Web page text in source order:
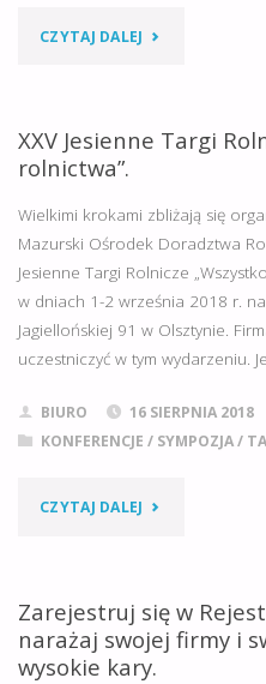
CZYTAJ DALEJ "POMIARY
ZMIANA!"
XXV Jesienne Targi
rolnictwa”.
Wielkimi krokami zbliżają się
Mazurski Ośrodek Doradztwa
Jesienne Targi Rolnicze
w dniach 1-2 września 2018 r.
Jagiellońskiej 91 w Olsztynie.
uczestniczyć w tym wydarzeniu.
BIURO
16 SIERPNIA 2018
KONFERENCJE / SYMPOZJA/
CZYTAJ DALEJ "XXV
TARGI
ROLNICZE
Zarejestruj się w
narażaj swojej firmy i
wysokie kary.